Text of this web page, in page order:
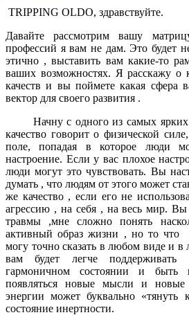
TRIPPING OLDO, здравствуйте.
Давайте рассмотрим вашу
профессий я вам не дам. Это будет
этично , выставить вам какие-то
ваших возможностях. Я расскажу о
качеств и вы поймете какая сфера
вектор для своего развития .
Начну с одного из самых ярких
качество говорит о физической
поле, попадая в которое люди
настроение. Если у вас плохое
люди могут это чувствовать. Вы
думать , что людям от этого может
же качество , если его не
агрессию , на себя , на весь мир.
травмы ,мне сложно понять
активный образ жизни , но то что
могу точно сказать в любом виде и
вам будет легче
гармоничном состоянии и быть
появляться новые мысли и новые
энергии может буквально
состояние инертности.